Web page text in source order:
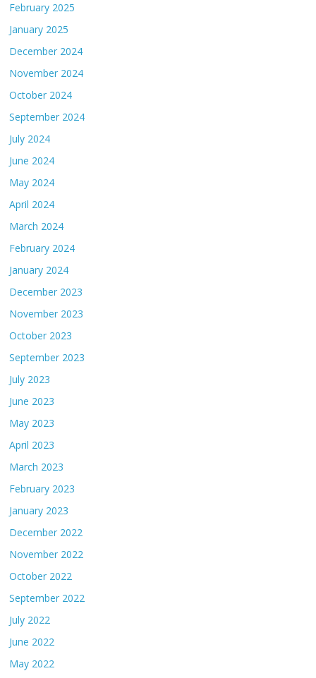
February 2025
January 2025
December 2024
November 2024
October 2024
September 2024
July 2024
June 2024
May 2024
April 2024
March 2024
February 2024
January 2024
December 2023
November 2023
October 2023
September 2023
July 2023
June 2023
May 2023
April 2023
March 2023
February 2023
January 2023
December 2022
November 2022
October 2022
September 2022
July 2022
June 2022
May 2022